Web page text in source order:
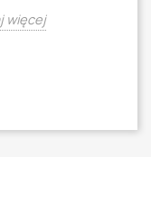
więcej